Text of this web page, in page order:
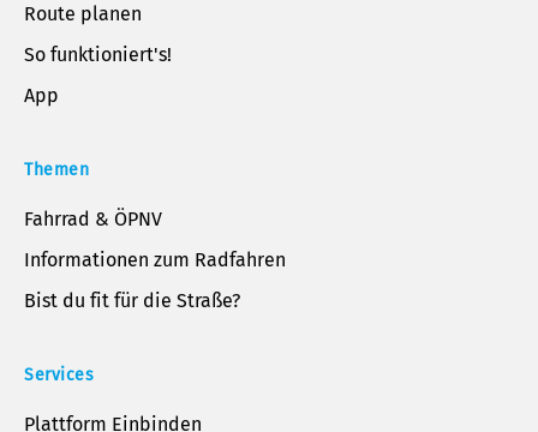
Route planen
So funktioniert's!
App
Themen
Fahrrad & ÖPNV
Informationen zum Radfahren
Bist du fit für die Straße?
Services
Plattform Einbinden